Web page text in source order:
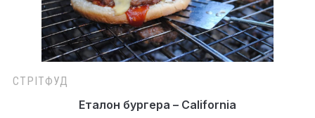
СТРІТФУД
Еталон бургера – California